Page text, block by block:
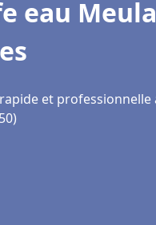
eau
et professionnelle